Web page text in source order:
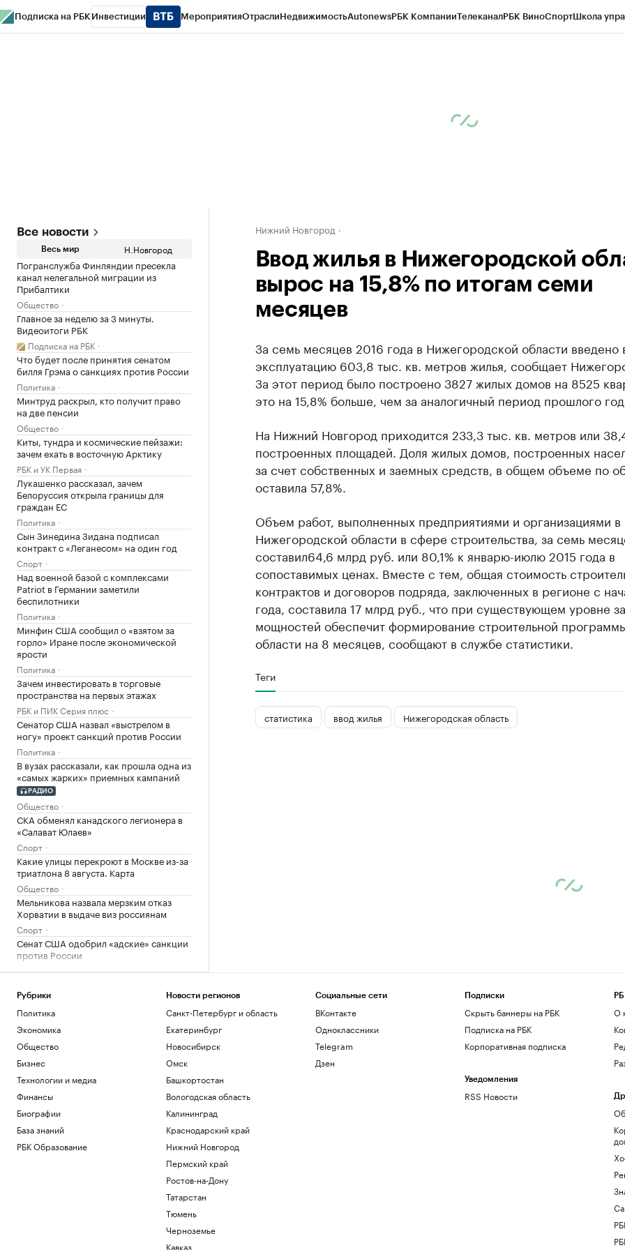
Подписка на РБК Инвестиции МероприятияОтраслиНедвижимостьAutonewsРБК КомпанииТелеканалРБК ВиноСпортШкола
Все новости
Весь мир Н.Новгород
Погранслужба Финляндии пресекла
канал нелегальной миграции из
Прибалтики
Общество
Главное за неделю за 3 минуты.
Видеоитоги РБК
Подписка на РБК
Что будет после принятия сенатом
билля Грэма о санкциях против России
Политика
Минтруд раскрыл, кто получит право
на две пенсии
Общество
Киты, тундра и космические пейзажи:
зачем ехать в восточную Арктику
РБК и УК Первая
Лукашенко рассказал, зачем
Белоруссия открыла границы для
граждан ЕС
Политика
Сын Зинедина Зидана подписал
контракт с «Леганесом» на один год
Спорт
Над военной базой с комплексами
Patriot в Германии заметили
беспилотники
Политика
Минфин США сообщил о «взятом за
горло» Иране после экономической
ярости
Политика
Зачем инвестировать в торговые
пространства на первых этажах
РБК и ПИК Серия плюс
Сенатор США назвал «выстрелом в
ногу» проект санкций против России
Политика
В вузах рассказали, как прошла одна из
«самых жарких» приемных кампаний
РАДИО
Общество
СКА обменял канадского легионера в
«Салават Юлаев»
Спорт
Какие улицы перекроют в Москве из-за
триатлона 8 августа. Карта
Общество
Мельникова назвала мерзким отказ
Хорватии в выдаче виз россиянам
Спорт
Сенат США одобрил «адские» санкции
против России
Политика
взрывчаткой в аэропорту Лейпцига
Политика
В Аргентине массажист рассказал о
последних днях Диего Марадоны
Спорт
Литовец на автомобиле протаранил
заграждения, пытаясь попасть в
Перед пожаром на НПЗ Slovnaft в
Братиславе произошел взрыв
Общество
Нижний Новгород
Ввод жилья в Нижегородской
вырос на 15,8% по итогам семи
месяцев
За семь месяцев 2016 года в Нижегородской области введено
эксплуатацию 603,8 тыс. кв. метров жилья, сообщает
За этот период было построено 3827 жилых домов на 8525
это на 15,8% больше, чем за аналогичный период прошлого
На Нижний Новгород приходится 233,3 тыс. кв. метров или
построенных площадей. Доля жилых домов, построенных
за счет собственных и заемных средств, в общем объеме по
оставила 57,8%.
Объем работ, выполненных предприятиями и организациями в
Нижегородской области в сфере строительства, за семь
составил64,6 млрд руб. или 80,1% к январю-июлю 2015 года в
сопоставимых ценах. Вместе с тем, общая стоимость
контрактов и договоров подряда, заключенных в регионе с
года, составила 17 млрд руб., что при существующем уровне
мощностей обеспечит формирование строительной
области на 8 месяцев, сообщают в службе статистики.
Теги
статистика ввод жилья Нижегородская область
Рубрики
Политика
Экономика
Общество
Бизнес
Технологии и медиа
Финансы
Биографии
База знаний
РБК Образование
Новости регионов
Санкт-Петербург и область
Екатеринбург
Новосибирск
Омск
Башкортостан
Вологодская область
Калининград
Краснодарский край
Нижний Новгород
Пермский край
Ростов-на-Дону
Татарстан
Тюмень
Черноземье
Кавказ
Социальные сети
ВКонтакте
Одноклассники
Telegram
Дзен
Подписки
Скрыть баннеры на РБК
Подписка на РБК
Корпоративная подписка
Уведомления
RSS Новости
О